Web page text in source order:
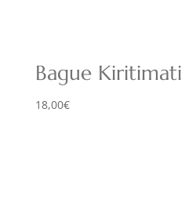
Bague Kiritimati
18,00€